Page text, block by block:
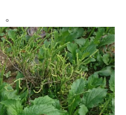
。